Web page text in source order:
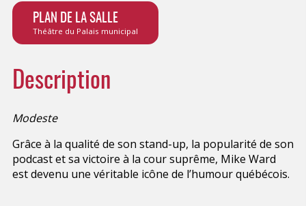
PLAN DE LA SALLE
Théâtre du Palais municipal
Description
Modeste
Grâce à la qualité de son stand-up, la popularité de son
podcast et sa victoire à la cour suprême, Mike Ward
est devenu une véritable icône de l’humour québécois.